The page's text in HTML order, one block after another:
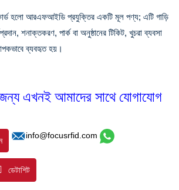
হলো আরএফআইডি প্রযুক্তির একটি মূল পণ্য; এটি গাড়ি
শনাক্তকরণ, পার্ক বা অনুষ্ঠানের টিকিট, খুচরা ব্যবসা
ব্যবহৃত হয়।
জন্য এখনই আমাদের সাথে যোগাযোগ
info@focusrfid.com
ডেটাশিট